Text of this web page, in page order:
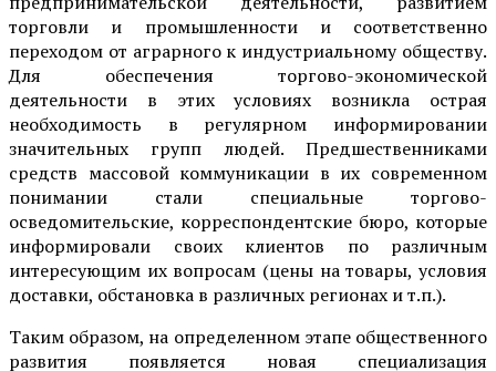
торговли и промышленности и соответственно
переходом от аграрного к индустриальному обществу.
Для обеспечения торгово-экономической
деятельности в этих условиях возникла острая
необходимость в регулярном информировании
значительных групп людей. Предшественниками
средств массовой коммуникации в их современном
понимании стали специальные торгово-
осведомительские, корреспондентские бюро, которые
информировали своих клиентов по различным
интересующим их вопросам (цены на товары, условия
доставки, обстановка в различных регионах и т.п.).
Таким образом, на определенном этапе общественного
развития появляется новая специализация